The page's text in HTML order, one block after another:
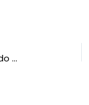
Benefícios da amamentação: Preparo do corpo e da mente